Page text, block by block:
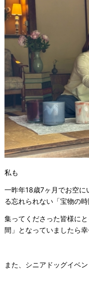
私も
一昨年18歳7ヶ月でお空
る忘れられない「宝物の時
集ってくださった皆様に
間」となっていましたら幸
また、シニアドッグイベ